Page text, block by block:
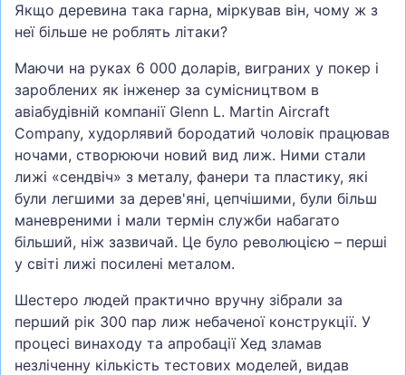
Якщо деревина така гарна, міркував він, чому ж з
неї більше не роблять літаки?
Маючи на руках 6 000 доларів, виграних у покер і
зароблених як інженер за сумісництвом в
авіабудівній компанії Glenn L. Martin Aircraft
Company, худорлявий бородатий чоловік працював
ночами, створюючи новий вид лиж. Ними стали
лижі «сендвіч» з металу, фанери та пластику, які
були легшими за дерев'яні, цепчішими, були більш
маневреними і мали термін служби набагато
більший, ніж зазвичай. Це було революцією – перші
у світі лижі посилені металом.
Шестеро людей практично вручну зібрали за
перший рік 300 пар лиж небаченої конструкції. У
процесі винаходу та апробації Хед зламав
незліченну кількість тестових моделей, видав